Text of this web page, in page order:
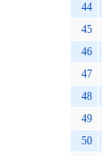
44
45
46
47
48
49
50